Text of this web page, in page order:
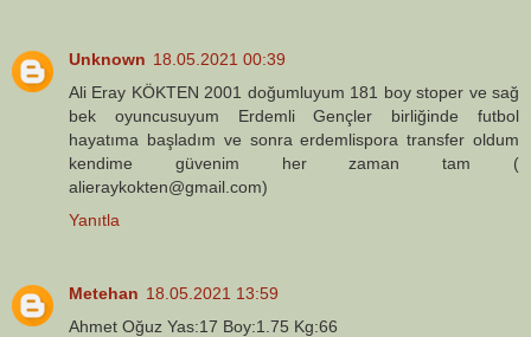
Unknown 18.05.2021 00:39
Ali Eray KÖKTEN 2001 doğumluyum 181 boy stoper ve sağ
bek oyuncusuyum Erdemli Gençler birliğinde futbol
hayatıma başladım ve sonra erdemlispora transfer oldum
kendime güvenim her zaman tam (
alieraykokten@gmail.com)
Yanıtla
Metehan 18.05.2021 13:59
Ahmet Oğuz Yas:17 Boy:1.75 Kg:66